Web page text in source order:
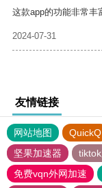
这款app的功能非常丰
2024-07-31
友情链接
网站地图 QuickQ
坚果加速器
免费vqn外网加速